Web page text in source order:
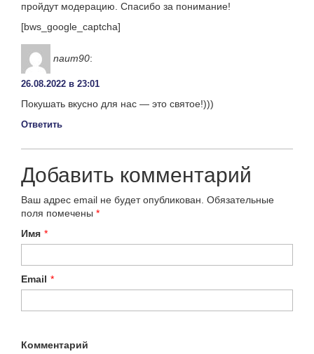
пройдут модерацию. Спасибо за понимание!
[bws_google_captcha]
naum90:
26.08.2022 в 23:01
Покушать вкусно для нас — это святое!)))
Ответить
Добавить комментарий
Ваш адрес email не будет опубликован. Обязательные
поля помечены *
Имя *
Email *
Комментарий